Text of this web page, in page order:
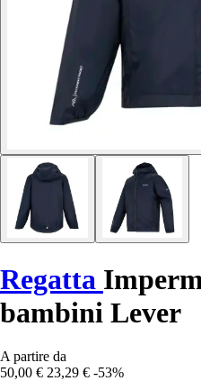
Regatta
bambini Lever
A partire da
50,00 € 23,29 € -53%